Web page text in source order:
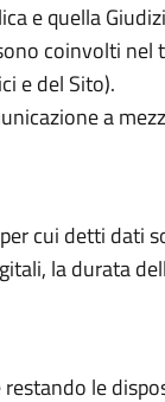
e quella
coinvolti
e del Sito).
a
cui detti dati
la durata
le